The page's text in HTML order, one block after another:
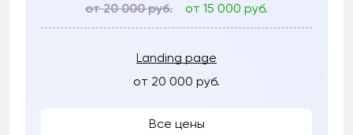
от 20 000 руб.
от 15 000 руб.
Landing page
от 20 000 руб.
Все цены